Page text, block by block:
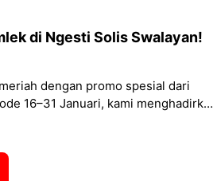
di Ngesti Solis Swalayan!
dengan promo spesial dari
16–31 Januari, kami menghadirkan